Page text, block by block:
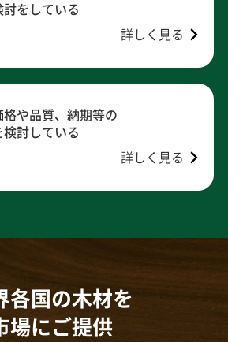
をしている
詳しく見る
や品質、納期等の
検討している
詳しく見る
各国の木材を
場にご提供